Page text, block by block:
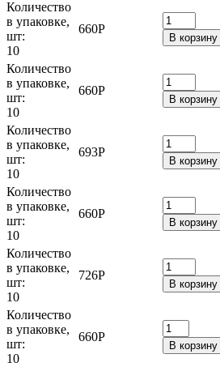
Количество
в упаковке,
шт:
10
660Р
В корзину
Количество
в упаковке,
шт:
10
660Р
В корзину
Количество
в упаковке,
шт:
10
693Р
В корзину
Количество
в упаковке,
шт:
10
660Р
В корзину
Количество
в упаковке,
шт:
10
726Р
В корзину
Количество
в упаковке,
шт:
10
660Р
В корзину